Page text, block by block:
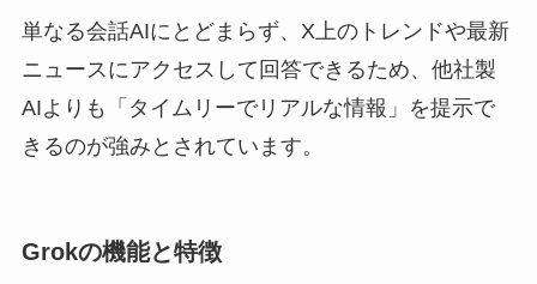
単なる会話AIにとどまらず、X上のトレンドや最新
ニュースにアクセスして回答できるため、他社製
AIよりも「タイムリーでリアルな情報」を提示で
きるのが強みとされています。
Grokの機能と特徴